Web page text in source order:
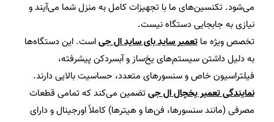
می‌شود. تکنسین‌های ما با تجهیزات کامل به منزل شما می‌آیند و
نیازی به جابجایی دستگاه نیست.
تخصص ویژه ماتعمیر ساید بای ساید ال جیاست. این دستگاه‌ها
به دلیل داشتن سیستم‌های یخ‌ساز و آبسردکن پیشرفته،
فیلتراسیون خاص و سنسورهای متعدد، حساسیت بالایی دارند.
نمایندگی تعمیر یخچال ال جیتضمین می‌کند که تمامی قطعات
مصرفی (مانند سنسورها، فن‌ها و هیترها) کاملاً اورجینال و دارای